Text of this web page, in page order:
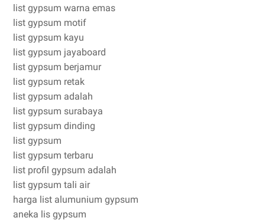
list gypsum warna emas
list gypsum motif
list gypsum kayu
list gypsum jayaboard
list gypsum berjamur
list gypsum retak
list gypsum adalah
list gypsum surabaya
list gypsum dinding
list gypsum
list gypsum terbaru
list profil gypsum adalah
list gypsum tali air
harga list alumunium gypsum
aneka lis gypsum